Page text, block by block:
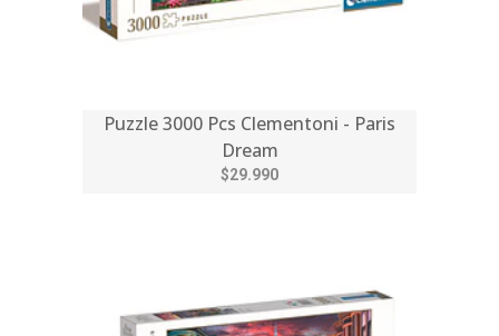
Puzzle 3000 Pcs Clementoni - Paris
Dream
$29.990